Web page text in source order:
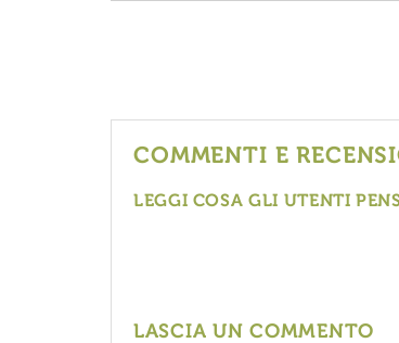
COMMENTI E
LEGGI COSA GLI UTENTI
LASCIA UN COMMENTO